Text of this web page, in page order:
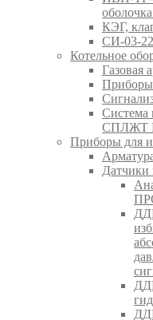
КЭГ,
СИ-03-
Котельное
Газовая
Система
СПЛЖТ
Приборы для